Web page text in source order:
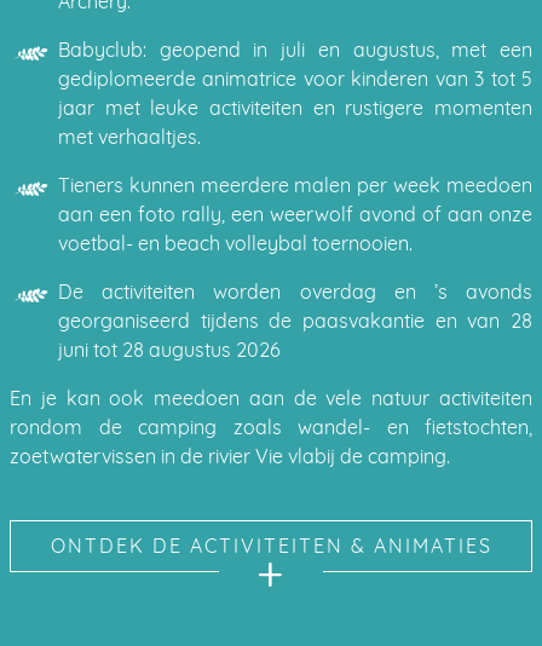
Babyclub: geopend in juli en augustus, met een
gediplomeerde animatrice voor kinderen van 3 tot 5
jaar met leuke activiteiten en rustigere momenten
met verhaaltjes.
Tieners kunnen meerdere malen per week meedoen
aan een foto rally, een weerwolf avond of aan onze
voetbal- en beach volleybal toernooien.
De activiteiten worden overdag en ’s avonds
georganiseerd tijdens de paasvakantie en van 28
juni tot 28 augustus 2026
En je kan ook meedoen aan de vele natuur activiteiten
rondom de camping zoals wandel- en fietstochten,
zoetwatervissen in de rivier Vie vlabij de camping.
ONTDEK DE ACTIVITEITEN & ANIMATIES